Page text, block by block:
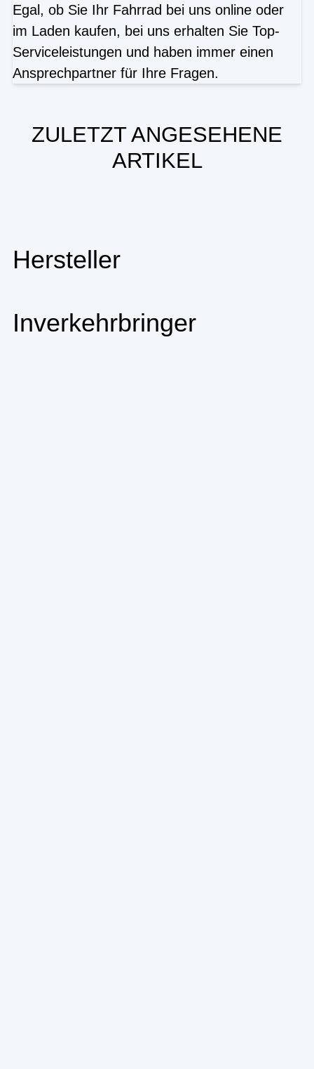
Egal, ob Sie Ihr Fahrrad bei uns online oder
im Laden kaufen, bei uns erhalten Sie Top-
Serviceleistungen und haben immer einen
Ansprechpartner für Ihre Fragen.
ZULETZT ANGESEHENE
ARTIKEL
Hersteller
Inverkehrbringer